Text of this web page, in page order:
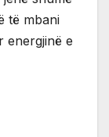
të mbani
energjinë e